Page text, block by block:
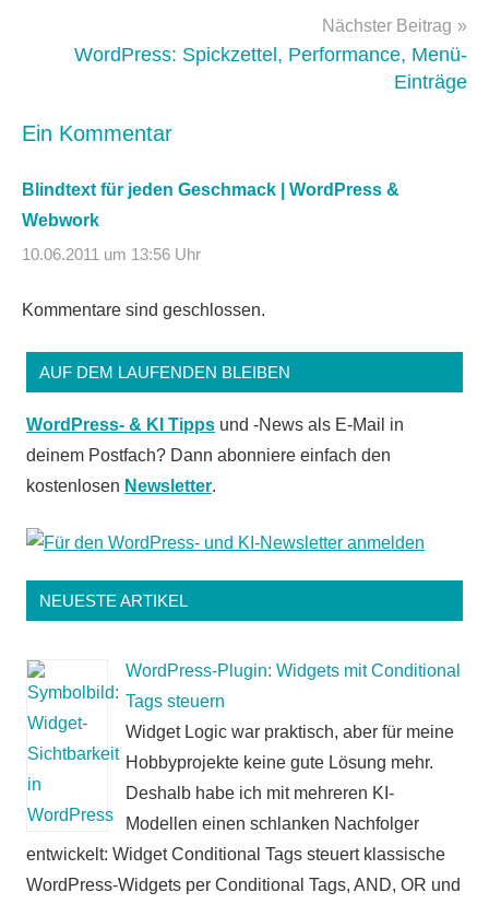
Nächster Beitrag
WordPress: Spickzettel, Performance, Menü-
Einträge
Ein Kommentar
Blindtext für jeden Geschmack | WordPress &
Webwork
10.06.2011 um 13:56 Uhr
Kommentare sind geschlossen.
AUF DEM LAUFENDEN BLEIBEN
WordPress- & KI Tipps und -News als E-Mail in
deinem Postfach? Dann abonniere einfach den
kostenlosen Newsletter.
NEUESTE ARTIKEL
WordPress-Plugin: Widgets mit Conditional
Tags steuern
Widget Logic war praktisch, aber für meine
Hobbyprojekte keine gute Lösung mehr.
Deshalb habe ich mit mehreren KI-
Modellen einen schlanken Nachfolger
entwickelt: Widget Conditional Tags steuert klassische
WordPress-Widgets per Conditional Tags, AND, OR und